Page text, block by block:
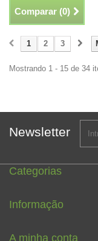
Comparar (0)
1 2 3
Mostrando 1 - 15 de 34
Newsletter
Categorias
Informação
A minha conta